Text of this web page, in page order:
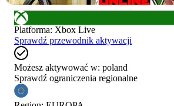
Platforma: Xbox Live
Sprawdź przewodnik aktywacji
Możesz aktywować w: poland
Sprawdź ograniczenia regionalne